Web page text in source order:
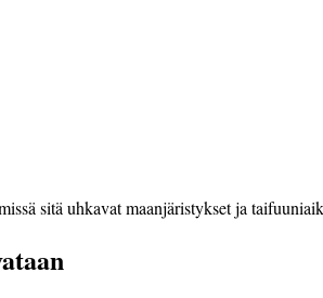
sitä uhkavat maanjäristykset ja